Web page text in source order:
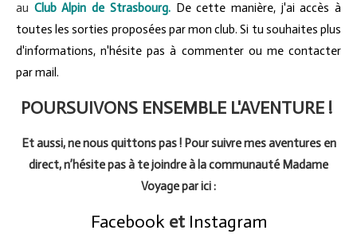
au Club Alpin de Strasbourg. De cette manière, j'ai accès à
toutes les sorties proposées par mon club. Si tu souhaites plus
d'informations, n'hésite pas à commenter ou me contacter
par mail.
POURSUIVONS ENSEMBLE L'AVENTURE !
Et aussi, ne nous quittons pas ! Pour suivre mes aventures en
direct, n’hésite pas à te joindre à la communauté Madame
Voyage par ici :
Facebooket Instagram